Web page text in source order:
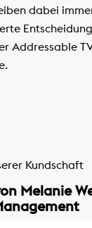
dabei
Addressable
Kundschaft
Melanie